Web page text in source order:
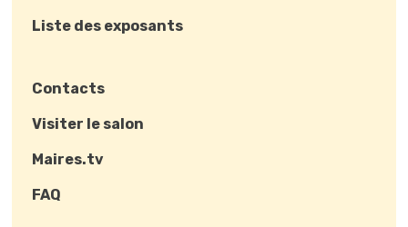
Liste des exposants
Contacts
Visiter le salon
Maires.tv
FAQ